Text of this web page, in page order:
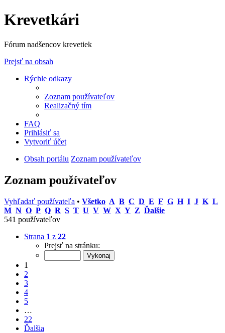
Krevetkári
Fórum nadšencov krevetiek
Prejsť na obsah
Rýchle odkazy
Zoznam používateľov
Realizačný tím
FAQ
Prihlásiť sa
Vytvoriť účet
Obsah portálu Zoznam používateľov
Zoznam používateľov
Vyhľadať používateľa • Všetko A B C D E F G H I J K L
M N O P Q R S T U V W X Y Z Ďalšie
541 používateľov
Strana 1 z 22
Prejsť na stránku:
1
2
3
4
5
…
22
Ďalšia